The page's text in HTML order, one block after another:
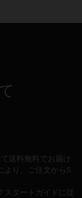
送料無料でお届け
より、ご注文から5
スタートガイドに従